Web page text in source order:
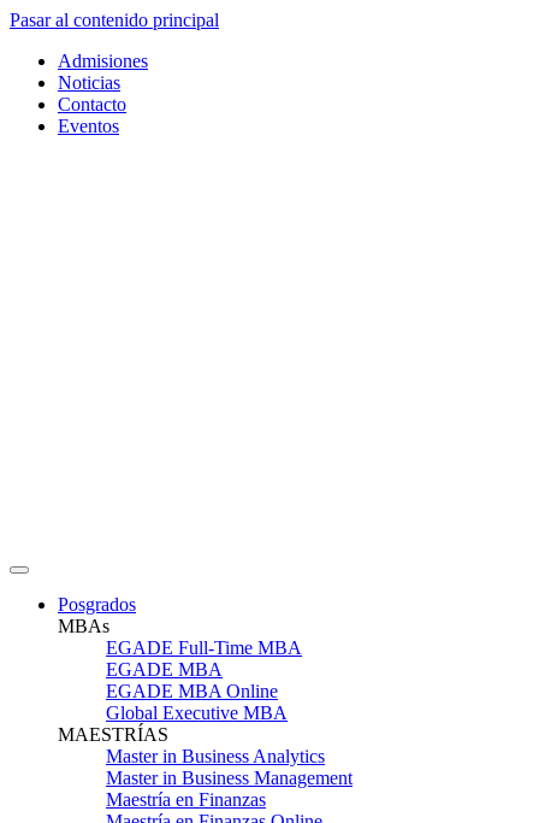
Pasar al contenido principal
Admisiones
Noticias
Contacto
Eventos
Posgrados
MBAs
EGADE Full-Time MBA
EGADE MBA
EGADE MBA Online
Global Executive MBA
MAESTRÍAS
Master in Business Analytics
Master in Business Management
Maestría en Finanzas